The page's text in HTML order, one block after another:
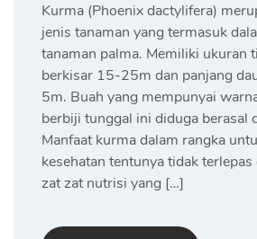
Kurma (Phoenix dactylifera)
jenis tanaman yang termasuk
tanaman palma. Memiliki ukuran
berkisar 15-25m dan panjang
5m. Buah yang mempunyai
berbiji tunggal ini diduga berasal
Manfaat kurma dalam rangka
kesehatan tentunya tidak
zat zat nutrisi yang […]